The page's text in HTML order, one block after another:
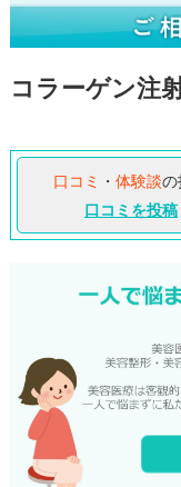
コラーゲン注
口コミ ・ 体験談
口コミを投稿